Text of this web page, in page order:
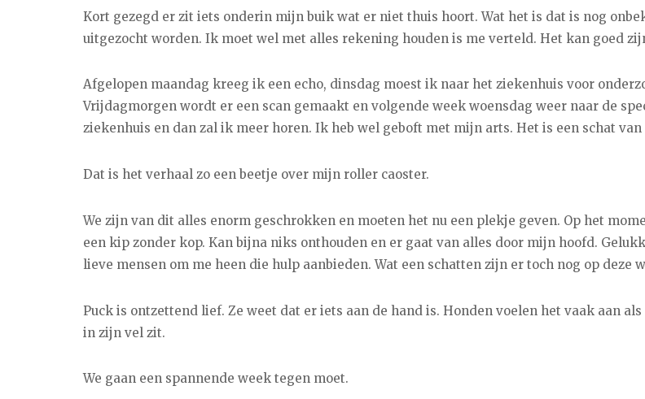
Kort gezegd er zit iets onderin mijn buik wat er niet thuis hoort. Wat het is dat is nog
uitgezocht worden. Ik moet wel met alles rekening houden is me verteld. Het kan goed
Afgelopen maandag kreeg ik een echo, dinsdag moest ik naar het ziekenhuis voor
Vrijdagmorgen wordt er een scan gemaakt en volgende week woensdag weer naar de
ziekenhuis en dan zal ik meer horen. Ik heb wel geboft met mijn arts. Het is een schat van
Dat is het verhaal zo een beetje over mijn roller caoster.
We zijn van dit alles enorm geschrokken en moeten het nu een plekje geven. Op het
een kip zonder kop. Kan bijna niks onthouden en er gaat van alles door mijn hoofd.
lieve mensen om me heen die hulp aanbieden. Wat een schatten zijn er toch nog op deze
Puck is ontzettend lief. Ze weet dat er iets aan de hand is. Honden voelen het vaak aan als
in zijn vel zit.
We gaan een spannende week tegen moet.